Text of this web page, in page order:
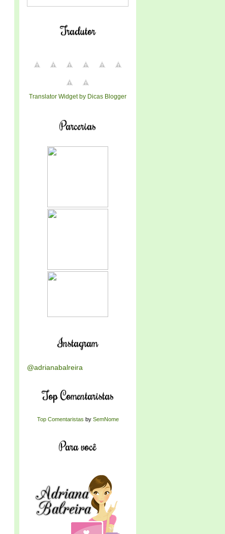
Tradutor
Translator Widget by Dicas Blogger
Parcerias
Instagram
@adrianabalreira
Top Comentaristas
Top Comentaristas by SemNome
Para você